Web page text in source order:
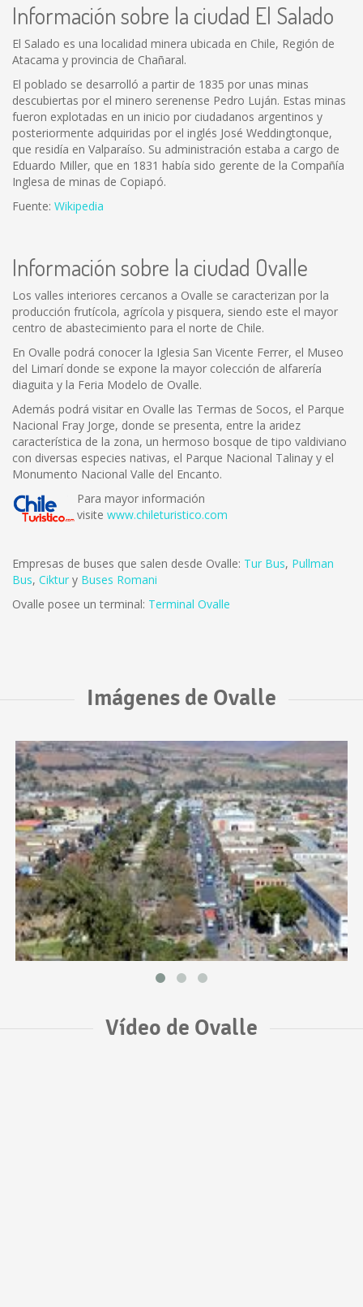
Información sobre la ciudad El Salado
El Salado es una localidad minera ubicada en Chile, Región de
Atacama y provincia de Chañaral.
El poblado se desarrolló a partir de 1835 por unas minas
descubiertas por el minero serenense Pedro Luján. Estas minas
fueron explotadas en un inicio por ciudadanos argentinos y
posteriormente adquiridas por el inglés José Weddingtonque,
que residía en Valparaíso. Su administración estaba a cargo de
Eduardo Miller, que en 1831 había sido gerente de la Compañía
Inglesa de minas de Copiapó.
Fuente: Wikipedia
Información sobre la ciudad Ovalle
Los valles interiores cercanos a Ovalle se caracterizan por la
producción frutícola, agrícola y pisquera, siendo este el mayor
centro de abastecimiento para el norte de Chile.
En Ovalle podrá conocer la Iglesia San Vicente Ferrer, el Museo
del Limarí donde se expone la mayor colección de alfarería
diaguita y la Feria Modelo de Ovalle.
Además podrá visitar en Ovalle las Termas de Socos, el Parque
Nacional Fray Jorge, donde se presenta, entre la aridez
característica de la zona, un hermoso bosque de tipo valdiviano
con diversas especies nativas, el Parque Nacional Talinay y el
Monumento Nacional Valle del Encanto.
Para mayor información
visite www.chileturistico.com
Empresas de buses que salen desde Ovalle: Tur Bus, Pullman
Bus, Ciktur y Buses Romani
Ovalle posee un terminal: Terminal Ovalle
Imágenes de Ovalle
Vídeo de Ovalle